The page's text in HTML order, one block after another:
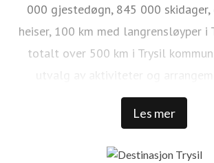
000 gjestedøgn, 845 000 skidager,
heiser, 100 km med langrensløyper
totalt over 500 km i Trysil
utvalg av aktiviteter og
reiselivsstrategi 2020 viser
satsning på å videreutvikle Trysil
Les mer